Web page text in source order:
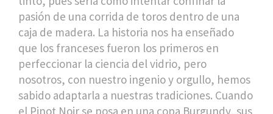
pasión de una corrida de toros dentro de una
caja de madera. La historia nos ha enseñado
que los franceses fueron los primeros en
perfeccionar la ciencia del vidrio, pero
nosotros, con nuestro ingenio y orgullo, hemos
sabido adaptarla a nuestras tradiciones. Cuando
el Pinot Noir se posa en una copa Burgundy, sus